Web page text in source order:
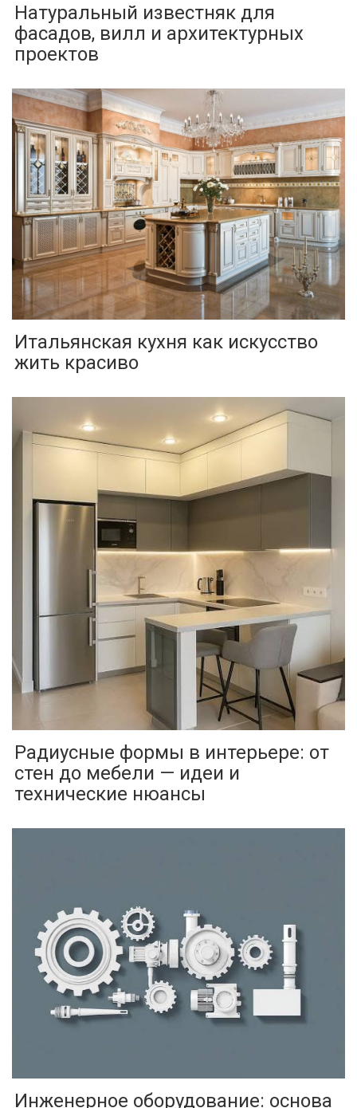
Натуральный известняк для
фасадов, вилл и архитектурных
проектов
Итальянская кухня как искусство
жить красиво
Радиусные формы в интерьере: от
стен до мебели — идеи и
технические нюансы
Инженерное оборудование: основа